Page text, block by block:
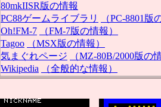
80mkIISR版の情報
PC88ゲームライブラリ
（PC-8801版
Oh!FM-7
（FM-7版の情報）
Tagoo
（MSX版の情報）
気まぐれページ
（MZ-80B/2000版の
Wikipedia
（全般的な情報）